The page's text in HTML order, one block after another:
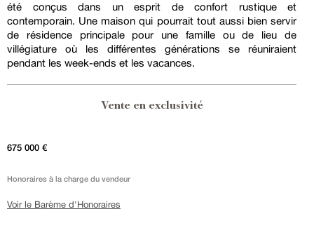
été conçus dans un esprit de confort rustique et
contemporain. Une maison qui pourrait tout aussi bien servir
de résidence principale pour une famille ou de lieu de
villégiature où les différentes générations se réuniraient
pendant les week-ends et les vacances.
Vente en exclusivité
675 000 €
Honoraires à la charge du vendeur
Voir le Barème d'Honoraires